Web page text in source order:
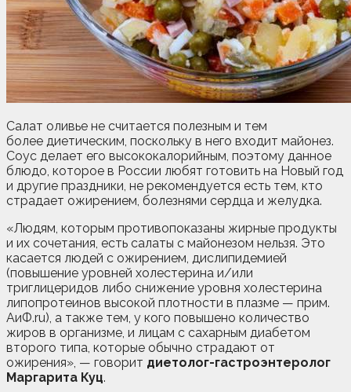
Салат оливье не считается полезным и тем
более диетическим, поскольку в него входит майонез.
Соус делает его высококалорийным, поэтому данное
блюдо, которое в России любят готовить на Новый год
и другие праздники, не рекомендуется есть тем, кто
страдает ожирением, болезнями сердца и желудка.
«Людям, которым противопоказаны жирные продукты
и их сочетания, есть салаты с майонезом нельзя. Это
касается людей с ожирением, дислипидемией
(повышение уровней холестерина и/или
триглицеридов либо снижение уровня холестерина
липопротеинов высокой плотности в плазме — прим.
АиФ.ru), а также тем, у кого повышено количество
жиров в организме, и лицам с сахарным диабетом
второго типа, которые обычно страдают от
ожирения», — говорит диетолог-гастроэнтеролог
Маргарита Куц.